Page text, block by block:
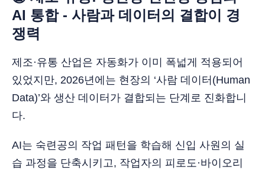
AI 통합 - 사람과 데이터의 결합이 경
쟁력
제조·유통 산업은 자동화가 이미 폭넓게 적용되어
있었지만, 2026년에는 현장의 ‘사람 데이터(Human
Data)’와 생산 데이터가 결합되는 단계로 진화합니
다.
AI는 숙련공의 작업 패턴을 학습해 신입 사원의 실
습 과정을 단축시키고, 작업자의 피로도·바이오리